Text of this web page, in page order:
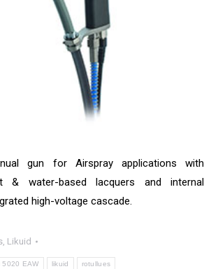
gun for Airspray applications with
& water-based lacquers and internal
high-voltage cascade.
, Likuid
5020 EAW likuid rotullues